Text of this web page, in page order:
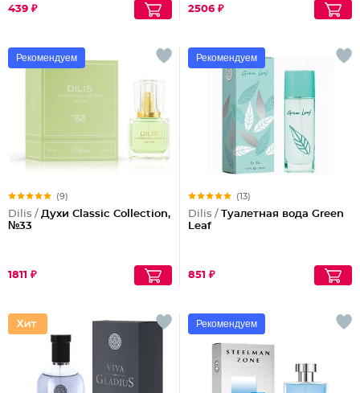
439 ₽ 2506 ₽
Рекомендуем
(9)
Dilis / Духи Classic Collection,
№33
1811 ₽
Рекомендуем
(13)
Dilis / Туалетная вода Green
Leaf
851 ₽
Рекомендуем